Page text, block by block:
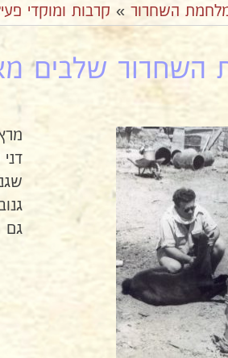
השחרור » קרבות ומוקדי
השחרור שלבים
מרץ 1949, אלי דובדבני, הסוסה
גם